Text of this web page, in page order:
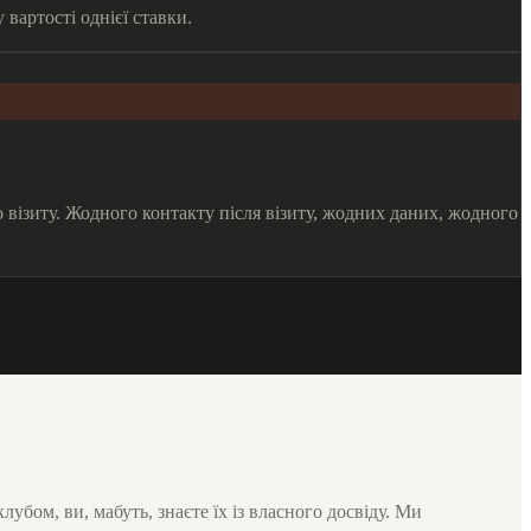
однієї ставки.
Жодного контакту після візиту, жодних даних, жодного
ви, мабуть, знаєте їх із власного досвіду. Ми